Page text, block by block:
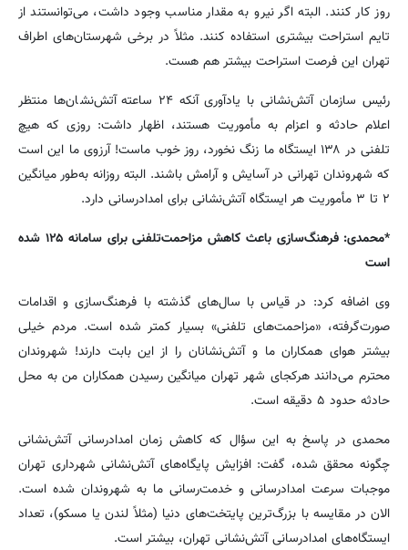
روز کار کنند. البته اگر نیرو به مقدار مناسب وجود داشت، می‌توانستند از
تایم استراحت بیشتری استفاده کنند. مثلاً در برخی شهرستان‌های اطراف
تهران این فرصت استراحت بیشتر هم هست.
رئیس سازمان آتش‌نشانی با یادآوری آنکه ۲۴ ساعته آتش‌نشان‌ها منتظر
اعلام حادثه و اعزام به مأموریت هستند، اظهار داشت: روزی که هیچ
تلفنی در ۱۳۸ ایستگاه ما زنگ نخورد، روز خوب ماست! آرزوی ما این است
که شهروندان تهرانی در آسایش و آرامش باشند. البته روزانه به‌طور میانگین
۲ تا ۳ مأموریت هر ایستگاه آتش‌نشانی برای امدادرسانی دارد.
*محمدی: فرهنگ‌سازی باعث کاهش مزاحمت‌تلفنی برای سامانه ۱۲۵ شده
است
وی اضافه کرد: در قیاس با سال‌های گذشته با فرهنگ‌سازی و اقدامات
صورت‌گرفته، «مزاحمت‌های تلفنی» بسیار کمتر شده است. مردم خیلی
بیشتر هوای همکاران ما و آتش‌نشانان را از این بابت دارند! شهروندان
محترم می‌دانند هرکجای شهر تهران میانگین رسیدن همکاران من به محل
حادثه حدود ۵ دقیقه است.
محمدی در پاسخ به این سؤال که کاهش زمان امدادرسانی آتش‌نشانی
چگونه محقق شده، گفت: افزایش پایگاه‌های آتش‌نشانی شهرداری تهران
موجبات سرعت امدادرسانی و خدمت‌رسانی ما به شهروندان شده است.
الان در مقایسه با بزرگ‌ترین پایتخت‌های دنیا (مثلاً لندن یا مسکو)، تعداد
ایستگاه‌های امدادرسانی آتش‌نشانی تهران، بیشتر است.